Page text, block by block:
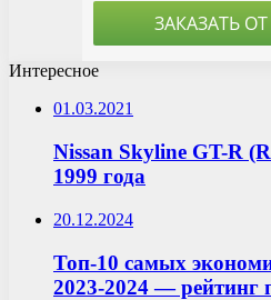
Интересное
01.03.2021
Nissan Skyline GT-R
1999 года
20.12.2024
Топ-10 самых
2023-2024 — рейтинг